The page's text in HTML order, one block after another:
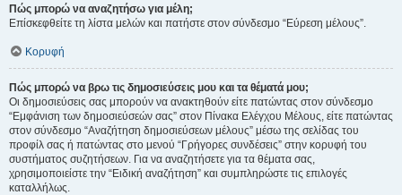
Πώς μπορώ να αναζητήσω για μέλη;
Επίσκεφθείτε τη λίστα μελών και πατήστε στον σύνδεσμο “Εύρεση μέλους”.
Κορυφή
Πώς μπορώ να βρω τις δημοσιεύσεις μου και τα θέματά μου;
Οι δημοσιεύσεις σας μπορούν να ανακτηθούν είτε πατώντας στον σύνδεσμο
“Εμφάνιση των δημοσιεύσεών σας” στον Πίνακα Ελέγχου Μέλους, είτε πατώντας
στον σύνδεσμο “Αναζήτηση δημοσιεύσεων μέλους” μέσω της σελίδας του
προφίλ σας ή πατώντας στο μενού “Γρήγορες συνδέσεις” στην κορυφή του
συστήματος συζητήσεων. Για να αναζητήσετε για τα θέματα σας,
χρησιμοποιείστε την “Ειδική αναζήτηση” και συμπληρώστε τις επιλογές
καταλλήλως.